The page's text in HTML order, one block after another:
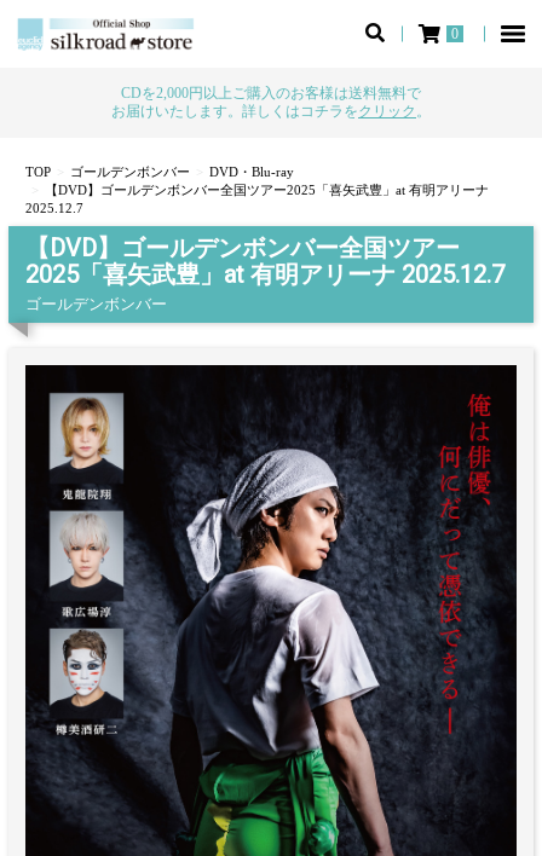
0
CDを2,000円以上ご購入のお客様は送料無料で
お届けいたします。詳しくはコチラをクリック 。
TOP ゴールデンボンバー
DVD・Blu-ray
【DVD】ゴールデンボンバー全国ツアー2025「喜矢武豊」at 有明アリーナ
2025.12.7
【DVD】ゴールデンボンバー全国ツアー
2025「喜矢武豊」at 有明アリーナ 2025.12.7
ゴールデンボンバー